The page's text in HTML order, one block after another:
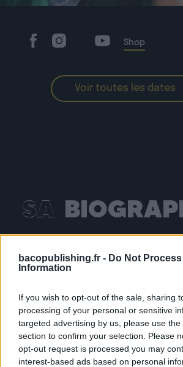
bacopublishing.fr - Do Not
Information
If you wish to opt-out of the sale, sharing
processing of your personal or sensitive
targeted advertising by us, please use
section to confirm your selection. Please
opt-out request is processed you may
interest-based ads based on personal
Shop
Voir toutes les dates
SA
Tombée dans le reggae quand
SUPA MANA fait ses premiers
de nombreuses soirées
une sélection de qualité lors de
ses apparitions, les lives de SUPA
véritables voyages à travers les
styles. Elle intervient également